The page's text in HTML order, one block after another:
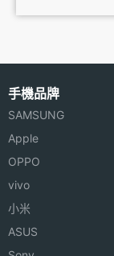
手機品牌
SAMSUNG
Apple
OPPO
vivo
小米
ASUS